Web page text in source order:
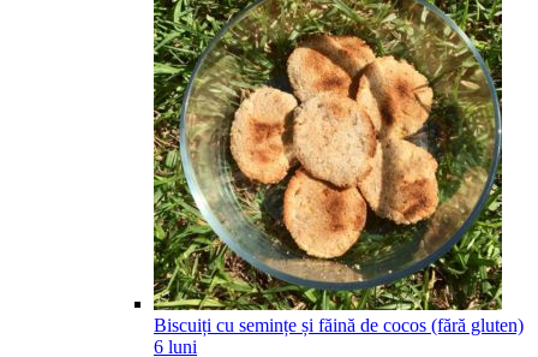
Biscuiți cu semințe și făină de cocos (fără gluten)
6 luni